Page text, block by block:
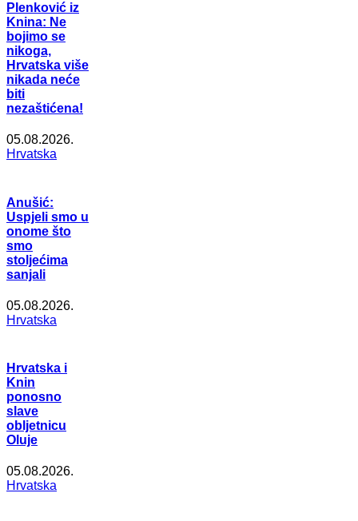
Plenković iz
Knina: Ne
bojimo se
nikoga,
Hrvatska više
nikada neće
biti
nezaštićena!
05.08.2026.
Hrvatska
Anušić:
Uspjeli smo u
onome što
smo
stoljećima
sanjali
05.08.2026.
Hrvatska
Hrvatska i
Knin
ponosno
slave
obljetnicu
Oluje
05.08.2026.
Hrvatska